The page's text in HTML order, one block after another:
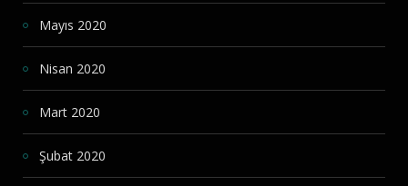
Mayıs 2020
Nisan 2020
Mart 2020
Şubat 2020